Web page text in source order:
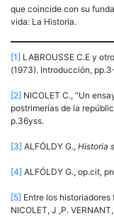
que coincide con su
vida: La Historia.
[1] LABROUSSE C.E y
(1973). Introducción,
[2] NICOLET C., “Un
postrimerías de la
p.36yss.
[3] ALFÓLDY G., Historia
[4] ALFÓLDY G., op.cit,
[5] Entre los
NICOLET, J ,P.